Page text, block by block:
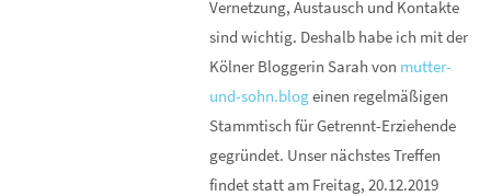
Vernetzung, Austausch und Kontakte
sind wichtig. Deshalb habe ich mit der
Kölner Bloggerin Sarah von mutter-
und-sohn.blogeinen regelmäßigen
Stammtisch für Getrennt-Erziehende
gegründet. Unser nächstes Treffen
findet statt am Freitag, 20.12.2019